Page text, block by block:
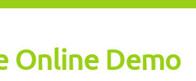
Online Demo